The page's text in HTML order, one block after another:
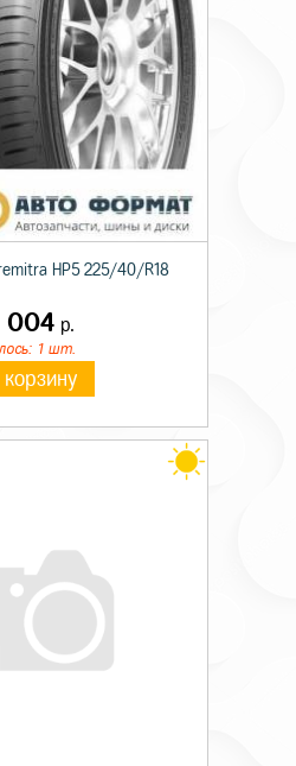
HP5 225/40/R18
004 р.
1 шт.